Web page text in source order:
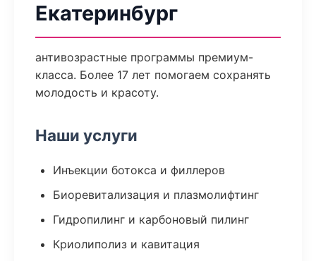
Екатеринбург
антивозрастные программы премиум-
класса. Более 17 лет помогаем сохранять
молодость и красоту.
Наши услуги
Инъекции ботокса и филлеров
Биоревитализация и плазмолифтинг
Гидропилинг и карбоновый пилинг
Криолиполиз и кавитация